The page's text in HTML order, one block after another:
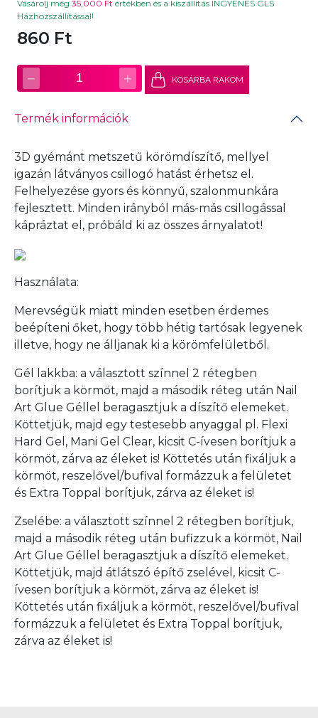
Vásárolj még 35,000 Ft értékben és a kiszállítás INGYENES GLS
Házhozszállítással!
860 Ft
− 1 + KOSÁRBA RAKOM
Termék információk
3D gyémánt metszetű körömdíszítő, mellyel
igazán látványos csillogó hatást érhetsz el.
Felhelyezése gyors és könnyű, szalonmunkára
fejlesztett. Minden irányból más-más csillogással
kápráztat el, próbáld ki az összes árnyalatot!
Használata:
Merevségük miatt minden esetben érdemes
beépíteni őket, hogy több hétig tartósak legyenek
illetve, hogy ne álljanak ki a körömfelületből.
Gél lakkba: a választott színnel 2 rétegben
borítjuk a körmöt, majd a második réteg után Nail
Art Glue Géllel beragasztjuk a díszítő elemeket.
Köttetjük, majd egy testesebb anyaggal pl. Flexi
Hard Gel, Mani Gel Clear, kicsit C-ívesen borítjuk a
körmöt, zárva az éleket is! Köttetés után fixáljuk a
körmöt, reszelővel/bufival formázzuk a felületet
és Extra Toppal borítjuk, zárva az éleket is!
Zselébe: a választott színnel 2 rétegben borítjuk,
majd a második réteg után bufizzuk a körmöt, Nail
Art Glue Géllel beragasztjuk a díszítő elemeket.
Köttetjük, majd átlátszó építő zselével, kicsit C-
ívesen borítjuk a körmöt, zárva az éleket is!
Köttetés után fixáljuk a körmöt, reszelővel/bufival
formázzuk a felületet és Extra Toppal borítjuk,
zárva az éleket is!